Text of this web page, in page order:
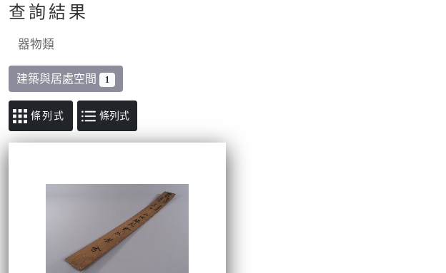
查詢結果
器物類
建築與居處空間 1
條列式